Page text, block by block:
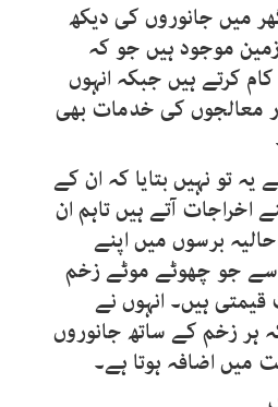
میں جانوروں کی دیکھ
لیے 30 ملازمین موجود ہیں جو کہ
کرتے ہیں جبکہ انہوں
معالجوں کی خدمات بھی
یہ تو نہیں بتایا کہ ان کے
اخراجات آتے ہیں تاہم ان
برسوں میں اپنے
سے جو چھوٹے موٹے زخم
ہیں۔ انہوں نے
ہر زخم کے ساتھ جانوروں
میں اضافہ ہوتا ہے۔